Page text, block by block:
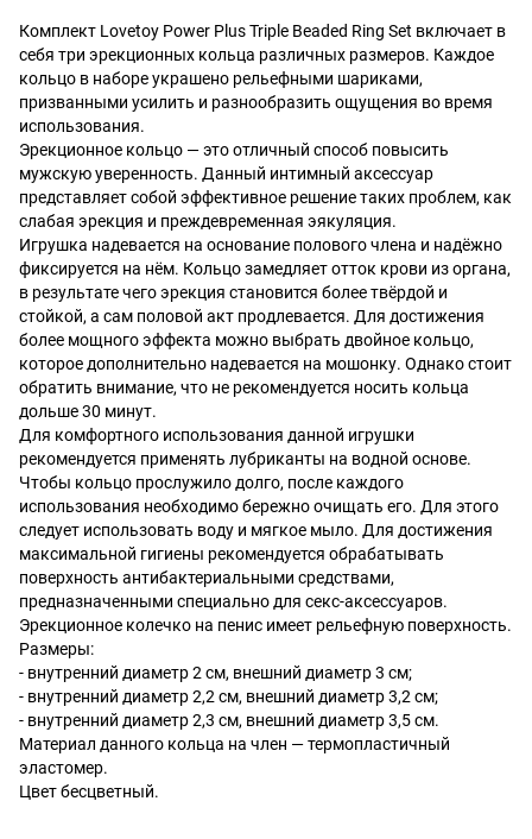
Комплект Lovetoy Power Plus Triple Beaded Ring Set включает в
себя три эрекционных кольца различных размеров. Каждое
кольцо в наборе украшено рельефными шариками,
призванными усилить и разнообразить ощущения во время
использования.
Эрекционное кольцо — это отличный способ повысить
мужскую уверенность. Данный интимный аксессуар
представляет собой эффективное решение таких проблем, как
слабая эрекция и преждевременная эякуляция.
Игрушка надевается на основание полового члена и надёжно
фиксируется на нём. Кольцо замедляет отток крови из органа,
в результате чего эрекция становится более твёрдой и
стойкой, а сам половой акт продлевается. Для достижения
более мощного эффекта можно выбрать двойное кольцо,
которое дополнительно надевается на мошонку. Однако стоит
обратить внимание, что не рекомендуется носить кольца
дольше 30 минут.
Для комфортного использования данной игрушки
рекомендуется применять лубриканты на водной основе.
Чтобы кольцо прослужило долго, после каждого
использования необходимо бережно очищать его. Для этого
следует использовать воду и мягкое мыло. Для достижения
максимальной гигиены рекомендуется обрабатывать
поверхность антибактериальными средствами,
предназначенными специально для секс-аксессуаров.
Эрекционное колечко на пенис имеет рельефную поверхность.
Размеры:
- внутренний диаметр 2 см, внешний диаметр 3 см;
- внутренний диаметр 2,2 см, внешний диаметр 3,2 см;
- внутренний диаметр 2,3 см, внешний диаметр 3,5 см.
Материал данного кольца на член — термопластичный
эластомер.
Цвет бесцветный.